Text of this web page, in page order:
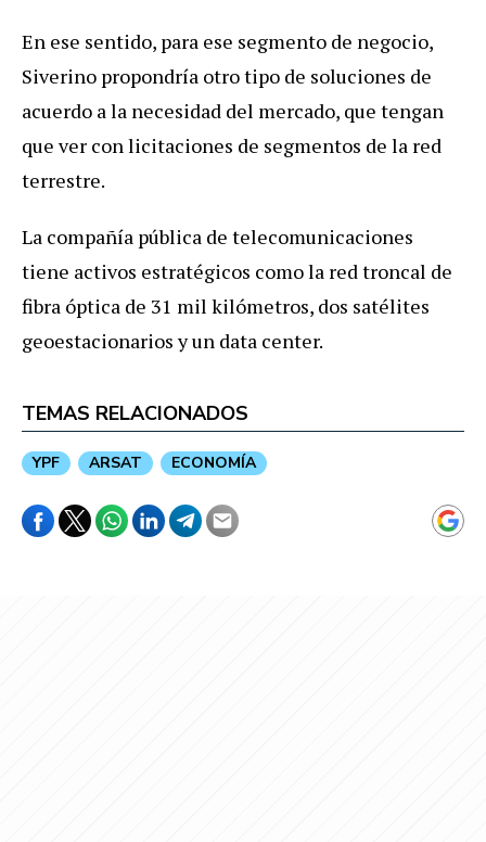
En ese sentido, para ese segmento de negocio,
Siverino propondría otro tipo de soluciones de
acuerdo a la necesidad del mercado, que tengan
que ver con licitaciones de segmentos de la red
terrestre.
La compañía pública de telecomunicaciones
tiene activos estratégicos como la red troncal de
fibra óptica de 31 mil kilómetros, dos satélites
geoestacionarios y un data center.
TEMAS RELACIONADOS
YPF ARSAT ECONOMÍA